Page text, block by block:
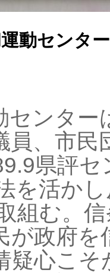
動センタ
センタ
員、市
県評
を活か
組む。
が政府
疑心こ